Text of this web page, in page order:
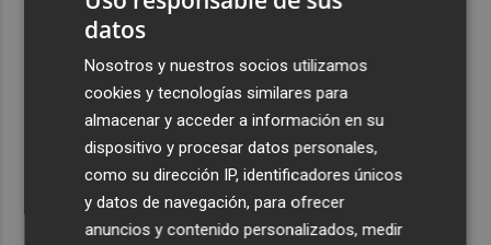
datos
Nosotros y nuestros socios utilizamos
cookies y tecnologías similares para
almacenar y acceder a información en su
dispositivo y procesar datos personales,
como su dirección IP, identificadores únicos
y datos de navegación, para ofrecer
anuncios y contenido personalizados, medir